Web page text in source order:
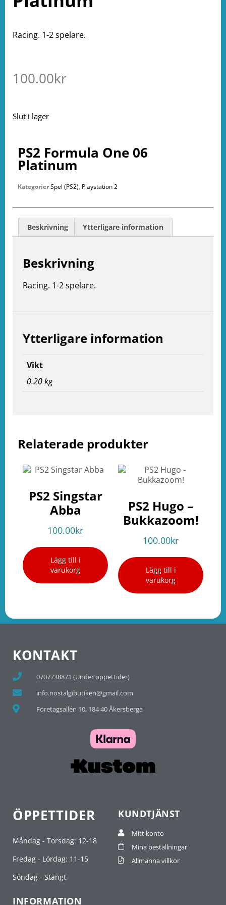
Racing. 1-2 spelare.
100.00kr
Slut i lager
Relaterade produkter
PS2 Singstar
Abba
100.00kr
Lägg till i
varukorg
PS2 Hugo –
Bukkazoom!
100.00kr
Lägg till i
varukorg
PS2 Formula One 06
Platinum
KategorierSpel (PS2), Playstation 2
Beskrivning Ytterligare information
Beskrivning
Racing. 1-2 spelare.
Ytterligare information
Vikt
0.20 kg
KONTAKT
0707738871 (Under öppettider)
info.nostalgibutiken@gmail.com
Företagsallén 10, 184 40 Åkersberga
ÖPPETTIDER
Måndag - Torsdag: 12-18
Fredag - Lördag: 11-15
Söndag - Stängt
KUNDTJÄNST
Mitt konto
Mina beställningar
Allmänna villkor
INFORMATION